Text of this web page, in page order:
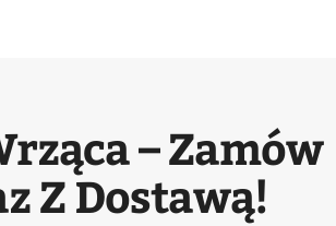
– Zamów
Z Dostawą!